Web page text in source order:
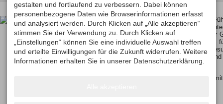
Führungen in der Audi Arena
Täglich um 11.00 Uhr findet eine
statt (ab 8 Personen; Anmeldung
360 erforderlich). Gerne bieten wir für
Anfrage an. Der Eintritt von 6,00
Eintritt 3,00 Euro) beinhaltet den
und die Auffahrt mit Schrägaufzug
auf den Schanzenturm.
Unsere Besucher gelangen bequem
gestalten und fortlaufend zu verbessern. Dabei können
personenbezogene Daten wie Browserinformationen erfasst
und analysiert werden. Durch Klicken auf „Alle akzeptieren“
stimmen Sie der Verwendung zu. Durch Klicken auf
„Einstellungen“ können Sie eine individuelle Auswahl treffen
und erteilte Einwilligungen für die Zukunft widerrufen. Weitere
Informationen erhalten Sie in unserer Datenschutzerklärung.